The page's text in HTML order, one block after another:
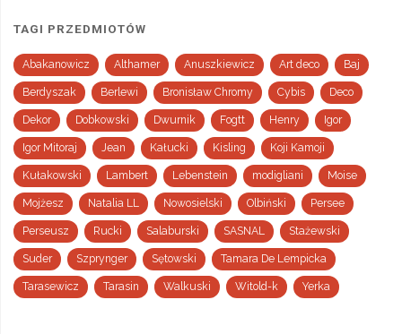
TAGI PRZEDMIOTÓW
Abakanowicz Althamer Anuszkiewicz Art deco Baj
Berdyszak Berlewi Bronisław Chromy Cybis Deco
Dekor Dobkowski Dwurnik Fogtt Henry Igor
Igor Mitoraj Jean Kałucki Kisling Koji Kamoji
Kułakowski Lambert Lebenstein modigliani Moise
Mojżesz Natalia LL Nowosielski Olbiński Persee
Perseusz Rucki Salaburski SASNAL Stażewski
Suder Szprynger Sętowski Tamara De Lempicka
Tarasewicz Tarasin Walkuski Witold-k Yerka